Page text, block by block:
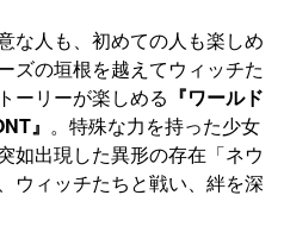
な人も、初めての人も楽しめ
ズの垣根を越えてウィッチた
ーリーが楽しめる 『ワールド
』 。特殊な力を持った少女
如出現した異形の存在「ネウ
ウィッチたちと戦い、絆を深